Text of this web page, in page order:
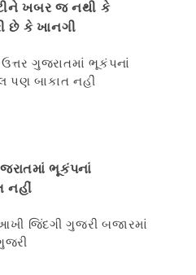
ખબર જ નથી કે
છે કે ખાનગી
ભૂકંપનાં
નહીં